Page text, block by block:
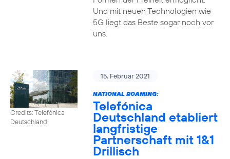
Und mit neuen Technologien wie
5G liegt das Beste sogar noch vor
uns.
Credits: Telefónica
Deutschland
15. Februar 2021
NATIONAL ROAMING:
Telefónica
Deutschland etabliert
langfristige
Partnerschaft mit 1&1
Drillisch